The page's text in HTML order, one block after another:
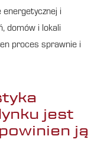
energetycznej i
domów i lokali
proces sprawnie i
jest
ją